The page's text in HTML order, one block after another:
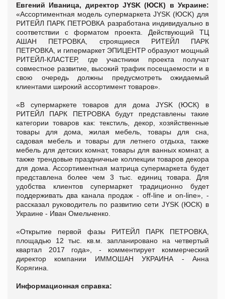
Евгений Иваница, директор JYSK (ЮСК) в Украине:
«Ассортиментная модель супермаркета JYSK (ЮCK) для
РИТЕЙЛ ПАРК ПЕТРОВКА разработана индивидуально в
соответствии с форматом проекта. Действующий ТЦ
АШАН ПЕТРОВКА, строящиеся РИТЕЙЛ ПАРК
ПЕТРОВКА, и гипермаркет ЭПИЦЕНТР образуют мощный
РИТЕЙЛ-КЛАСТЕР, где участники проекта получат
совместное развитие, высокий трафик посещаемости и в
свою очередь должны предусмотреть ожидаемый
клиентами широкий ассортимент товаров».
«В супермаркете товаров для дома JYSK (ЮСК) в
РИТЕЙЛ ПАРК ПЕТРОВКА будут представлены такие
категории товаров как: текстиль, декор, хозяйственные
товары для дома, жилая мебель, товары для сна,
садовая мебель и товары для летнего отдыха, также
мебель для детских комнат, товары для ванных комнат, а
также трендовые праздничные коллекции товаров декора
для дома. Ассортиментная матрица супермаркета будет
представлена более чем 3 тыс. единиц товара. Для
удобства клиентов супермаркет традиционно будет
поддерживать два канала продаж - off-line и on-line», -
рассказал руководитель по развитию сети JYSK (ЮСК) в
Украине - Иван Омельченко.
«Открытие первой фазы РИТЕЙЛ ПАРК ПЕТРОВКА,
площадью 12 тыс. кв.м. запланировано на четвертый
квартал 2017 года», - комментирует коммерческий
директор компании ИММОШАН УКРАИНА - Анна
Корягина.
Информационная справка: